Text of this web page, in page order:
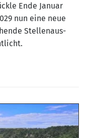
Ende Janu­ar
nun eine neue
Stel­len­aus­